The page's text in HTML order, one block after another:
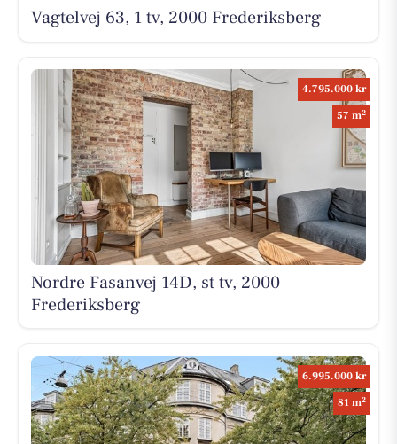
Vagtelvej 63, 1 tv, 2000 Frederiksberg
4.795.000 kr
57 m2
Nordre Fasanvej 14D, st tv, 2000
Frederiksberg
6.995.000 kr
81 m2